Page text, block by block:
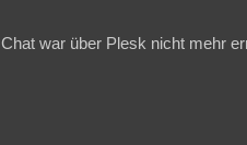
war über Plesk nicht mehr